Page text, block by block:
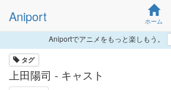
Aniport ホーム
Aniportでアニメをもっと楽しもう。
タグ
上田陽司 - キャスト